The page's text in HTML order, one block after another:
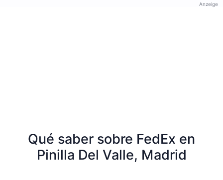
Anzeige
Qué saber sobre FedEx en
Pinilla Del Valle, Madrid